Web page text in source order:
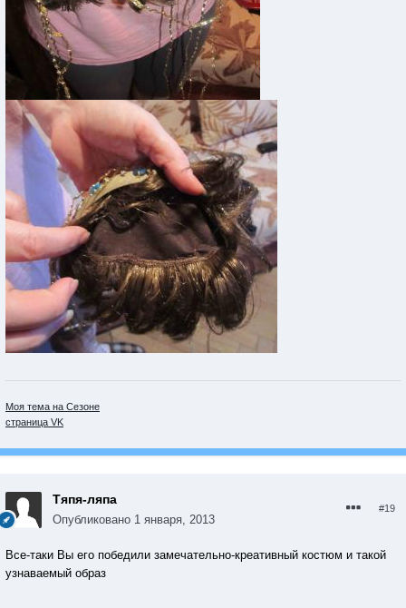
Моя тема на Сезоне
страница VK
Тяпя-ляпа
Опубликовано 1 января, 2013
#19
Все-таки Вы его победили замечательно-креативный костюм и такой
узнаваемый образ